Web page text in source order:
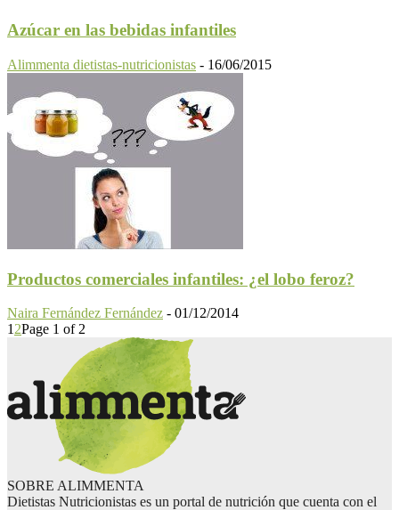
Azúcar en las bebidas infantiles
Alimmenta dietistas-nutricionistas - 16/06/2015
Productos comerciales infantiles: ¿el lobo feroz?
Naira Fernández Fernández - 01/12/2014
1 2Page 1 of 2
SOBRE ALIMMENTA
Dietistas Nutricionistas es un portal de nutrición que cuenta con el